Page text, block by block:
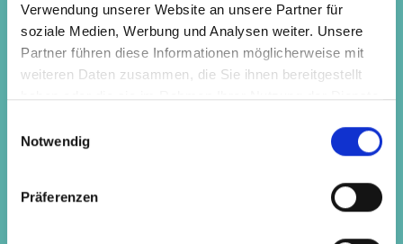
Verwendung unserer Website an unsere Partner für
soziale Medien, Werbung und Analysen weiter. Unsere
Partner führen diese Informationen möglicherweise mit
weiteren Daten zusammen, die Sie ihnen bereitgestellt
haben oder die sie im Rahmen Ihrer Nutzung der Dienste
Notwendig
Präferenzen
Fußabdruck macht das zu schützende
Produkt aus. Daher ist die wichtigste
Aufgabe einer Verpackung im Sinne der
Nachhaltigkeit der sichere Produktschutz,
(Lebensmittel-)Verlust kommt.
Produktschutz so ressourcen- und